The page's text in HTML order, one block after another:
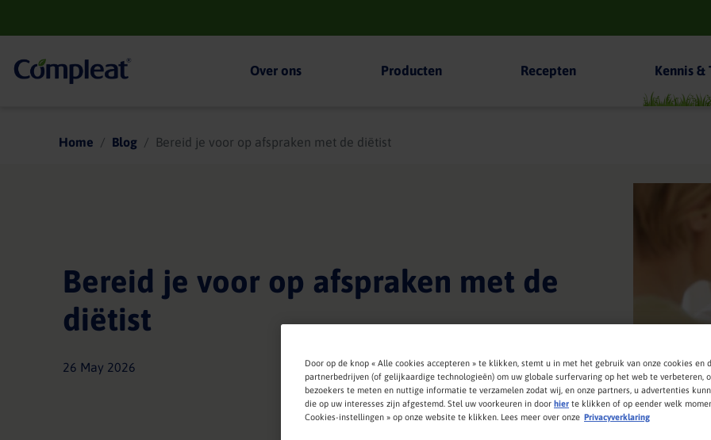
navigation
Compleat
Over ons Producten Recepten Kennis &
Home Blog Bereid je voor op afspraken met de diëtist
Bereid je voor op afspraken met de
diëtist
26 May 2026
Door op de knop « Alle cookies accepteren » te klikken, stemt u in met het gebruik van onze cookies en
partnerbedrijven (of gelijkaardige technologieën) om uw globale surfervaring op het web te verbeteren,
bezoekers te meten en nuttige informatie te verzamelen zodat wij, en onze partners, u advertenties
die op uw interesses zijn afgestemd. Stel uw voorkeuren in door hier te klikken of op eender welk
Cookies-instellingen » op onze website te klikken. Lees meer over onze Privacyverklaring